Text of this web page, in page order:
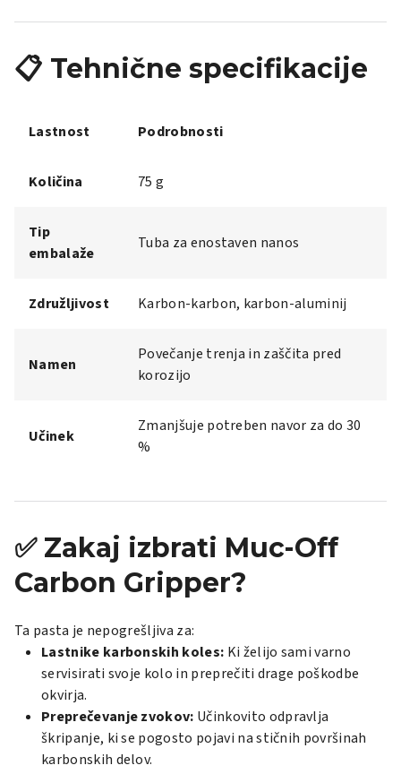
📋 Tehnične specifikacije
Lastnost Podrobnosti
Količina 75 g
Tip
embalaže
Tuba za enostaven nanos
Združljivost Karbon-karbon, karbon-aluminij
Namen
Povečanje trenja in zaščita pred
korozijo
Učinek
Zmanjšuje potreben navor za do 30
%
✅ Zakaj izbrati Muc-Off
Carbon Gripper?
Ta pasta je nepogrešljiva za:
Lastnike karbonskih koles: Ki želijo sami varno
servisirati svoje kolo in preprečiti drage poškodbe
okvirja.
Preprečevanje zvokov: Učinkovito odpravlja
škripanje, ki se pogosto pojavi na stičnih površinah
karbonskih delov.